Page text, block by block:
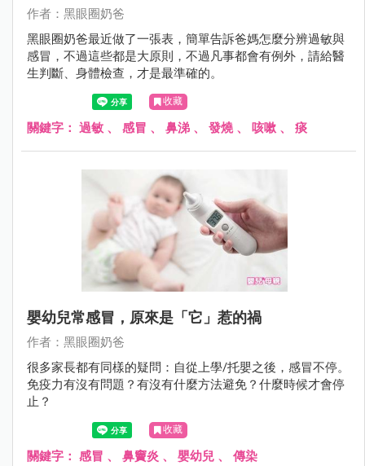
作者：黑眼圈奶爸
黑眼圈奶爸最近做了一張表，簡單告訴爸媽怎麼分辨過敏與
感冒，不過這些都是大原則，不過凡事都會有例外，請給醫
生判斷、身體檢查，才是最準確的。
收藏
關鍵字： 過敏 、 感冒 、 鼻涕 、 發燒、 咳嗽 、 痰
嬰幼兒常感冒，原來是「它」惹的禍
作者：黑眼圈奶爸
很多家長都有同樣的疑問：自從上學/托嬰之後，感冒不停。
免疫力有沒有問題？有沒有什麼方法避免？什麼時候才會停
止？
收藏
關鍵字： 感冒 、 鼻竇炎 、 嬰幼兒 、 傳染